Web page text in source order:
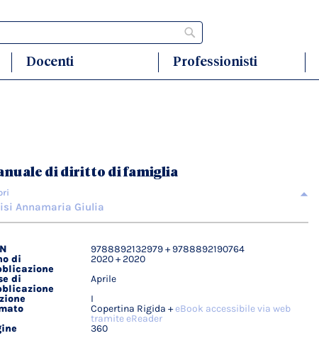
Docenti Professionisti
di diritto di famiglia
Annamaria Giulia
9788892132979 + 9788892190764
di
2020 + 2020
di
Aprile
I
Copertina Rigida +eBook accessibile via web
tramite eReader
360